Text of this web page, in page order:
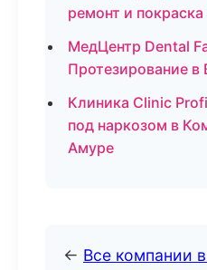
ремонт и
МедЦентр Dental
Протезирование
Клиника Clinic
под наркозом в
Амуре
← Все компании